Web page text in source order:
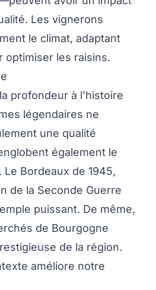
Les vignerons
le climat, adaptant
optimiser les raisins.
profondeur à l’histoire
légendaires ne
une qualité
également le
Bordeaux de 1945,
de la Seconde Guerre
puissant. De même,
de Bourgogne
de la région.
améliore notre